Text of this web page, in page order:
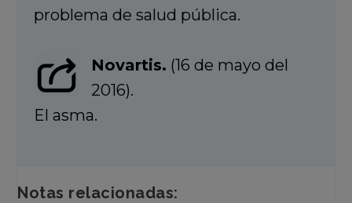
problema de salud pública.
Novartis. (16 de mayo del
2016).
El asma.
Notas relacionadas: